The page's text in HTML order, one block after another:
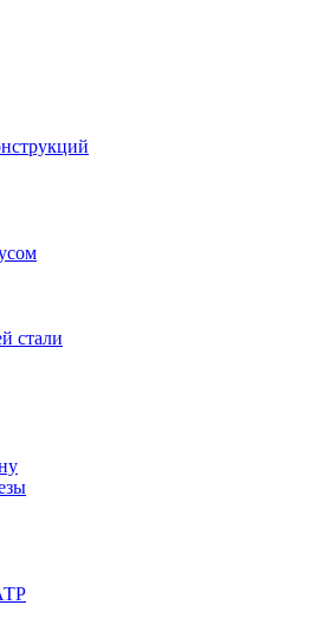
стали